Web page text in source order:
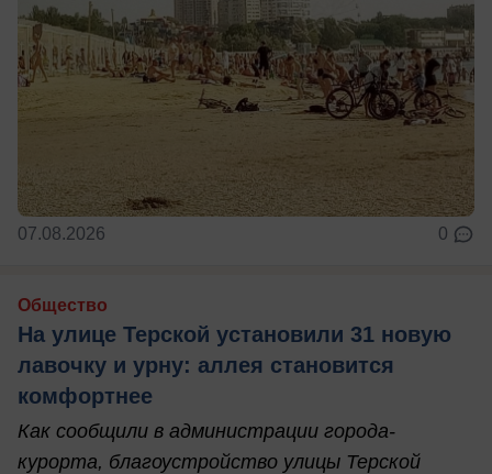
07.08.2026 0
Общество
На улице Терской установили 31 новую
лавочку и урну: аллея становится
комфортнее
Как сообщили в администрации города-
курорта, благоустройство улицы Терской